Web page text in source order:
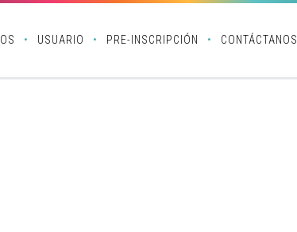
USUARIO PRE-INSCRIPCIÓN CONTÁCTANOS